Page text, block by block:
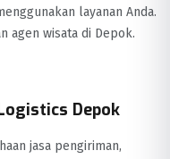
layanan Anda.
agen wisata di Depok.
Depok
jasa pengiriman,